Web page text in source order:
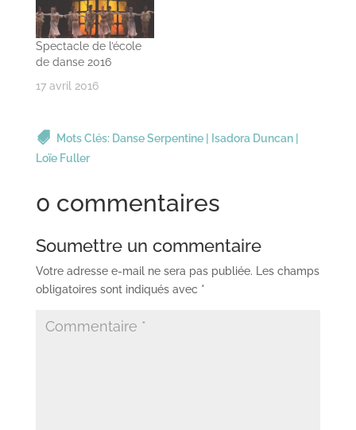
Spectacle de l’école
de danse 2016
17 avril 2016
Mots Clés: Danse Serpentine| Isadora Duncan|
Loïe Fuller
0 commentaires
Soumettre un commentaire
Votre adresse e-mail ne sera pas publiée.
Les champs
obligatoires sont indiqués avec *